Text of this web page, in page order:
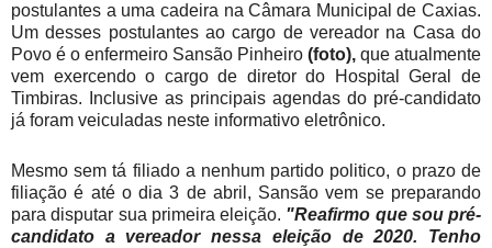
postulantes a uma cadeira na Câmara Municipal de Caxias.
Um desses postulantes ao cargo de vereador na Casa do
Povo é o enfermeiro Sansão Pinheiro (foto), que atualmente
vem exercendo o cargo de diretor do Hospital Geral de
Timbiras. Inclusive as principais agendas do pré-candidato
já foram veiculadas neste informativo eletrônico.
Mesmo sem tá filiado a nenhum partido politico, o prazo de
filiação é até o dia 3 de abril, Sansão vem se preparando
para disputar sua primeira eleição. "Reafirmo que sou pré-
candidato a vereador nessa eleição de 2020. Tenho